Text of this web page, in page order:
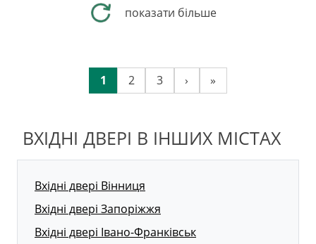
показати більше
1 2 3 › »
ВХІДНІ ДВЕРІ В ІНШИХ МІСТАХ
Вхідні двері Вінниця
Вхідні двері Запоріжжя
Вхідні двері Івано-Франківськ